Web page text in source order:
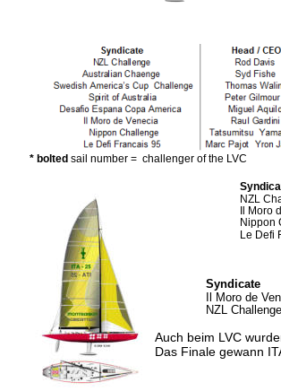
Syndicate
Il Moro de
NZL Challenge
* bolted sail number =  challenger of the LVC
NZL
Il Moro
Nippon
Le Defi
Auch beim LVC
Das Finale gewann